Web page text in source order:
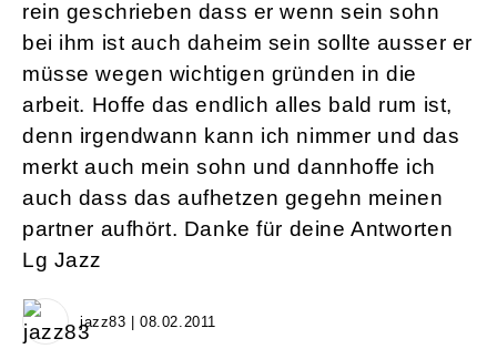
rein geschrieben dass er wenn sein sohn
bei ihm ist auch daheim sein sollte ausser er
müsse wegen wichtigen gründen in die
arbeit. Hoffe das endlich alles bald rum ist,
denn irgendwann kann ich nimmer und das
merkt auch mein sohn und dannhoffe ich
auch dass das aufhetzen gegehn meinen
partner aufhört. Danke für deine Antworten
Lg Jazz
jazz83 | 08.02.2011